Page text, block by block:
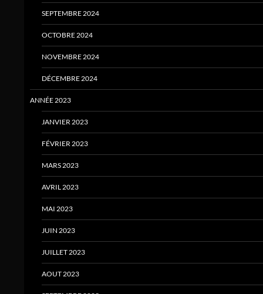
SEPTEMBRE 2024
OCTOBRE 2024
NOVEMBRE 2024
DÉCEMBRE 2024
ANNÉE 2023
JANVIER 2023
FÉVRIER 2023
MARS 2023
AVRIL 2023
MAI 2023
JUIN 2023
JUILLET 2023
AOUT 2023